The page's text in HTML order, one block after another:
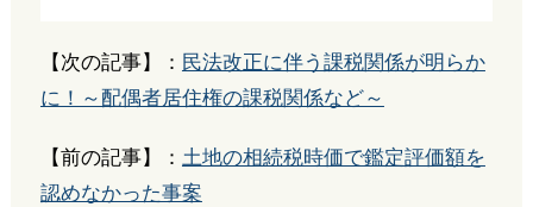
【次の記事】： 民法改正に伴う課税関係が明らか
に！～配偶者居住権の課税関係など～
【前の記事】： 土地の相続税時価で鑑定評価額を
認めなかった事案